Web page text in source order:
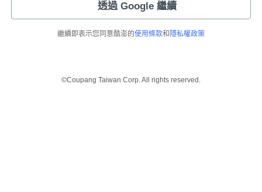
透過 Google 繼續
繼續即表示您同意酷澎的使用條款和 隱私權政策
©Coupang Taiwan Corp. All rights reserved.